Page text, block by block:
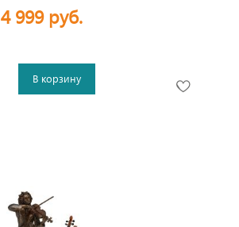
4 999 руб.
В корзину